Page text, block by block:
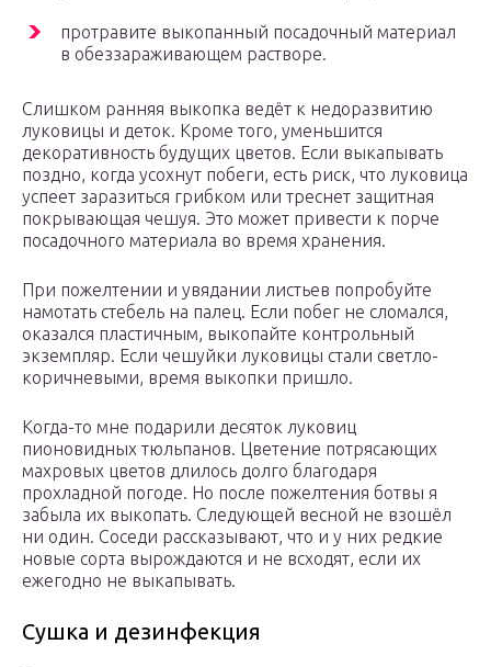
протравите выкопанный посадочный материал
в обеззараживающем растворе.
Слишком ранняя выкопка ведёт к недоразвитию
луковицы и деток. Кроме того, уменьшится
декоративность будущих цветов. Если выкапывать
поздно, когда усохнут побеги, есть риск, что луковица
успеет заразиться грибком или треснет защитная
покрывающая чешуя. Это может привести к порче
посадочного материала во время хранения.
При пожелтении и увядании листьев попробуйте
намотать стебель на палец. Если побег не сломался,
оказался пластичным, выкопайте контрольный
экземпляр. Если чешуйки луковицы стали светло-
коричневыми, время выкопки пришло.
Когда-то мне подарили десяток луковиц
пионовидных тюльпанов. Цветение потрясающих
махровых цветов длилось долго благодаря
прохладной погоде. Но после пожелтения ботвы я
забыла их выкопать. Следующей весной не взошёл
ни один. Соседи рассказывают, что и у них редкие
новые сорта вырождаются и не всходят, если их
ежегодно не выкапывать.
Сушка и дезинфекция